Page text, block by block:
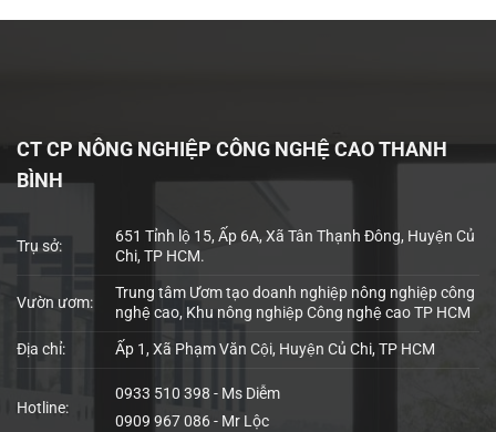
CT CP NÔNG NGHIỆP CÔNG NGHỆ CAO THANH
BÌNH
Trụ sở:
651 Tỉnh lộ 15, Ấp 6A, Xã Tân Thạnh Đông, Huyện Củ
Chi, TP HCM.
Vườn ươm:
Trung tâm Ươm tạo doanh nghiệp nông nghiệp công
nghệ cao, Khu nông nghiệp Công nghệ cao TP HCM
Địa chỉ: Ấp 1, Xã Phạm Văn Cội, Huyện Củ Chi, TP HCM
Hotline:
0933 510 398 - Ms Diễm
0909 967 086 - Mr Lộc